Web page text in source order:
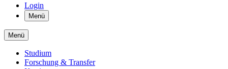
Login
Menü
Menü
Studium
Forschung & Transfer